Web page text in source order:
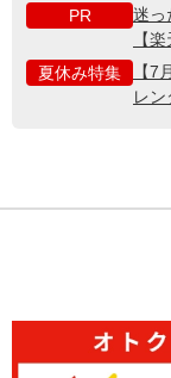
PR
迷っ
【
夏休み特集
【7
レン